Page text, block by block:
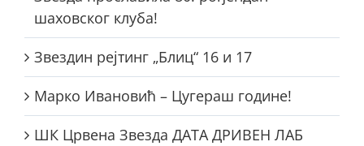
шаховског клуба!
Звездин рејтинг „Блиц“ 16 и 17
Марко Ивановић – Цугераш године!
ШК Црвена Звезда ДАТА ДРИВЕН ЛАБ